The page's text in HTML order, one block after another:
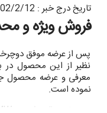
تاریخ درج خبر : 1402/2/12
فروش ویژه و
پس از عرضه موفق
نظیر از این محصول در
نموده است.